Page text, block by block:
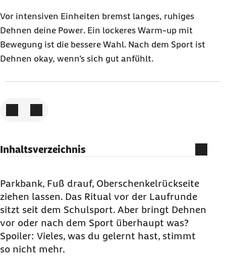
Vor intensiven Einheiten bremst langes, ruhiges
Dehnen deine Power. Ein lockeres Warm-up mit
Bewegung ist die bessere Wahl. Nach dem Sport ist
Dehnen okay, wenn’s sich gut anfühlt.
Inhaltsverzeichnis
Wissenschaft
Positive Effekte: Was Dehnen wirklich bringt
und was nicht
Dehnen vor oder nach dem Sport: Die
wichtigsten Unterschiede
Parkbank, Fuß drauf, Oberschenkelrückseite
ziehen lassen. Das Ritual vor der Laufrunde
sitzt seit dem Schulsport. Aber bringt Dehnen
vor oder nach dem Sport überhaupt was?
Spoiler: Vieles, was du gelernt hast, stimmt
so nicht mehr.